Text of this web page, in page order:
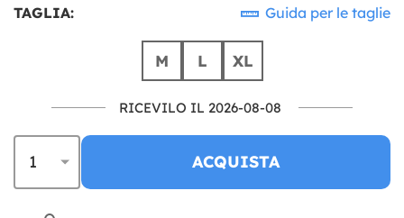
TAGLIA: Guida per le taglie
M L XL
RICEVILO IL 2026-08-08
ACQUISTA